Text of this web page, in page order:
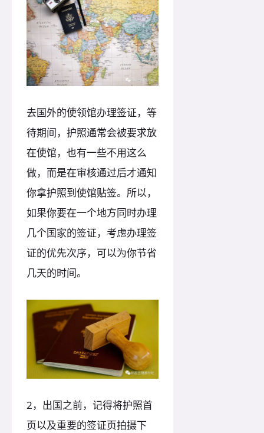
去国外的使领馆办理签证，等
待期间，护照通常会被要求放
在使馆，也有一些不用这么
做，而是在审核通过后才通知
你拿护照到使馆贴签。所以，
如果你要在一个地方同时办理
几个国家的签证，考虑办理签
证的优先次序，可以为你节省
几天的时间。
2，出国之前，记得将护照首
页以及重要的签证页拍摄下